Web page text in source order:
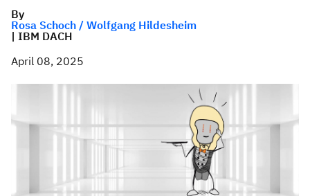
By
Rosa Schoch / Wolfgang Hildesheim
| IBM DACH
April 08, 2025